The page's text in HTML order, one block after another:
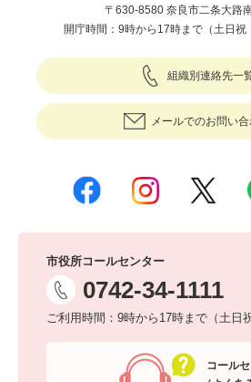
〒630-8580 奈良市二条大路
開庁時間：9時から17時まで（土日祝
組織別連絡先一
メールでのお問い
市役所コールセンター
0742-34-1111
ご利用時間：9時から17時まで（土日
コール